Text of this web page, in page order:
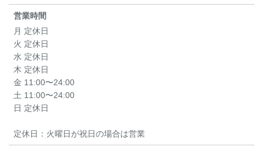
営業時間
月 定休日
火 定休日
水 定休日
木 定休日
金 11:00〜24:00
土 11:00〜24:00
日 定休日
定休日：火曜日が祝日の場合は営業